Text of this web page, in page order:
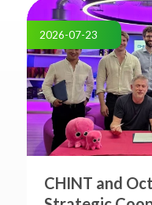
CHINT and
2026-07-23